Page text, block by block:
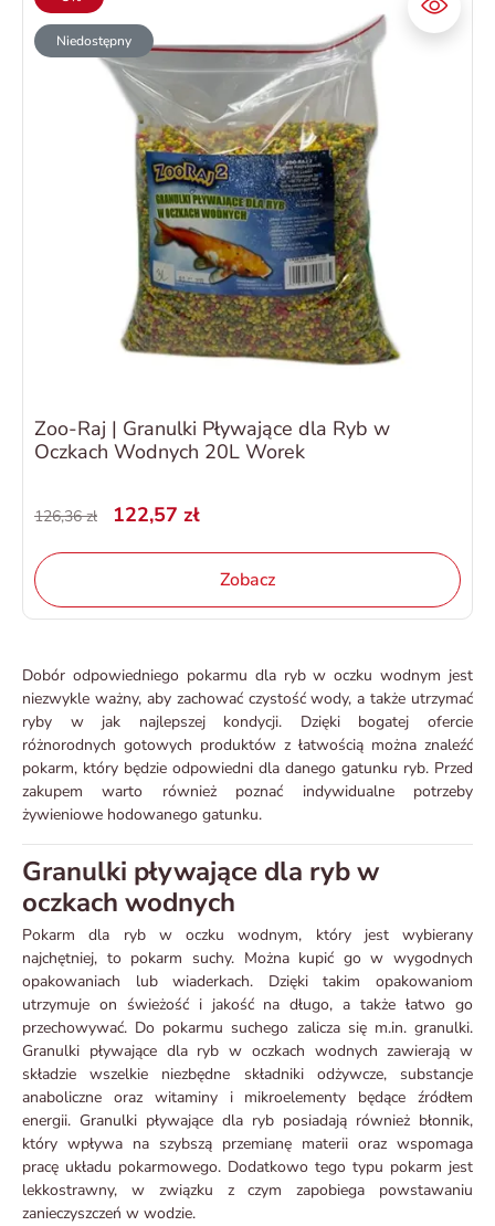
Niedostępny
Zoo-Raj | Granulki Pływające dla Ryb w
Oczkach Wodnych 20L Worek
126,36 zł 122,57 zł
Zobacz
Dobór odpowiedniego pokarmu dla ryb w oczku wodnym jest
niezwykle ważny, aby zachować czystość wody, a także utrzymać
ryby w jak najlepszej kondycji. Dzięki bogatej ofercie
różnorodnych gotowych produktów z łatwością można znaleźć
pokarm, który będzie odpowiedni dla danego gatunku ryb. Przed
zakupem warto również poznać indywidualne potrzeby
żywieniowe hodowanego gatunku.
Granulki pływające dla ryb w
oczkach wodnych
Pokarm dla ryb w oczku wodnym, który jest wybierany
najchętniej, to pokarm suchy. Można kupić go w wygodnych
opakowaniach lub wiaderkach. Dzięki takim opakowaniom
utrzymuje on świeżość i jakość na długo, a także łatwo go
przechowywać. Do pokarmu suchego zalicza się m.in. granulki.
Granulki pływające dla ryb w oczkach wodnych zawierają w
składzie wszelkie niezbędne składniki odżywcze, substancje
anaboliczne oraz witaminy i mikroelementy będące źródłem
energii. Granulki pływające dla ryb posiadają również błonnik,
który wpływa na szybszą przemianę materii oraz wspomaga
pracę układu pokarmowego. Dodatkowo tego typu pokarm jest
lekkostrawny, w związku z czym zapobiega powstawaniu
zanieczyszczeń w wodzie.